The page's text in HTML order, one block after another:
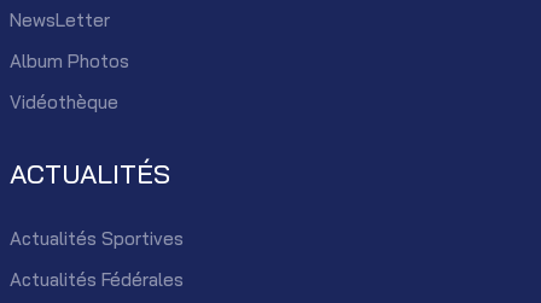
NewsLetter
Album Photos
Vidéothèque
ACTUALITÉS
Actualités Sportives
Actualités Fédérales